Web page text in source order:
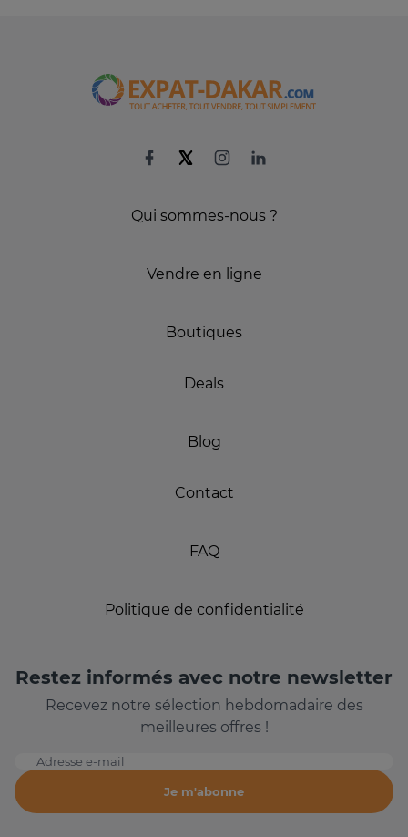
Qui sommes-nous ?
Vendre en ligne
Boutiques
Deals
Blog
Contact
FAQ
Politique de confidentialité
Restez informés avec notre newsletter
Recevez notre sélection hebdomadaire des
meilleures offres !
Adresse e-mail
Je m'abonne